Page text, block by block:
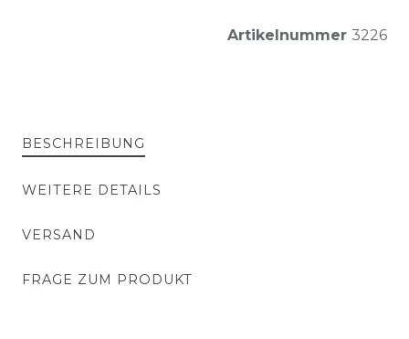
Artikelnummer 3226
BESCHREIBUNG
WEITERE DETAILS
VERSAND
FRAGE ZUM PRODUKT